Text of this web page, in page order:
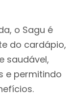
o Sagu é
do cardápio,
saudável,
e permitindo